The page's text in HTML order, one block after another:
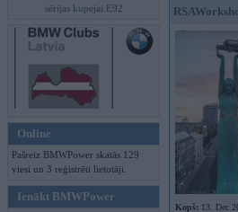
sērijas kupejai E92
Online
Pašreiz BMWPower skatās 129
viesi un 3 reģistrēti lietotāji.
Ienākt BMWPower
Kopš: 13. Dec